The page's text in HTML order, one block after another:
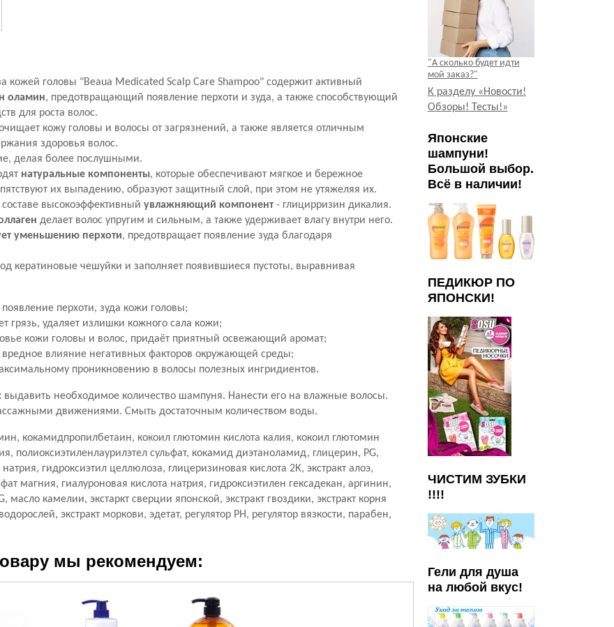
кожей головы "Beaua Medicated Scalp Care Shampoo" содержит активный
оламин, предотвращающий появление перхоти и зуда, а также способствующий
для роста волос.
кожу головы и волосы от загрязнений, а также является отличным
здоровья волос.
делая более послушными.
натуральные компоненты, которые обеспечивают мягкое и бережное
их выпадению, образуют защитный слой, при этом не утяжеляя их.
высокоэффективныйувлажняющий компонент- глицирризин дикалия.
делает волос упругим и сильным, а также удерживает влагу внутри него.
уменьшению перхоти, предотвращает появление зуда благодаря
кератиновые чешуйки и заполняет появившиеся пустоты, выравнивая
перхоти, зуда кожи головы;
грязь, удаляет излишки кожного сала кожи;
кожи головы и волос, придаёт приятный освежающий аромат;
вредное влияние негативных факторов окружающей среды;
проникновению в волосы полезных ингридиентов.
выдавить необходимое количество шампуня. Нанести его на влажные волосы.
движениями. Смыть достаточным количеством воды.
кокамидпропилбетаин, кокоил глютомин кислота калия, кокоил глютомин
полиоксиэтиленлаурилэтел сульфат, кокамид диэтаноламид, глицерин, PG,
гидроксиэтил целлюлоза, глицеризиновая кислота 2К, экстракт алоэ,
магния, гиалуроновая кислота натрия, гидроксиэтилен гексадекан, аргинин,
масло камелии, экстаркт сверции японской, экстракт гвоздики, экстракт корня
экстракт моркови, эдетат, регулятор РН, регулятор вязкости, парабен,
мы рекомендуем:
"А сколько будет идти
мой заказ?"
К разделу «Новости!
Обзоры! Тесты!»
Японские
шампуни!
Большой выбор.
Всё в наличии!
ПЕДИКЮР ПО
ЯПОНСКИ!
ЧИСТИМ ЗУБКИ
!!!!
Гели для душа
на любой вкус!